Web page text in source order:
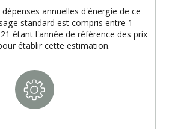
annuelles d'énergie de ce
standard est compris entre 1
étant l'année de référence des prix
établir cette estimation.